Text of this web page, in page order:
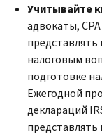
Учитывайте
адвокаты,CPA
налоговым
подготовке
Ежегодной
деклараций